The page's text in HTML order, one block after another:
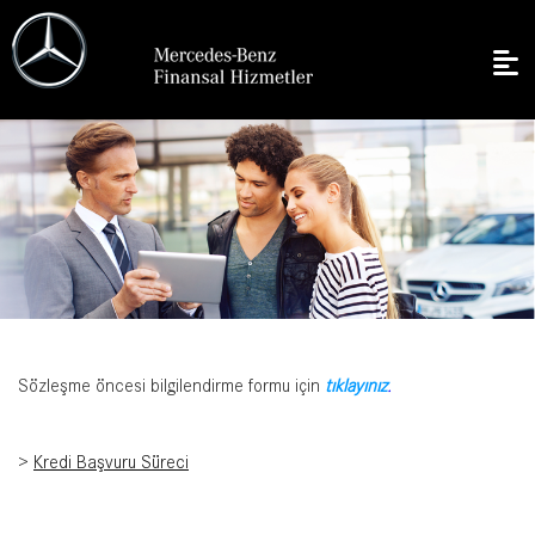
Sözleşme öncesi bilgilendirme formu için tıklayınız.
> Kredi Başvuru Süreci